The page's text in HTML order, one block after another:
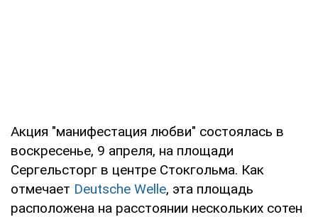
Акция "манифестация любви" состоялась в
воскресенье, 9 апреля, на площади
Сергельсторг в центре Стокгольма. Как
отмечает Deutsche Welle, эта площадь
расположена на расстоянии нескольких сотен